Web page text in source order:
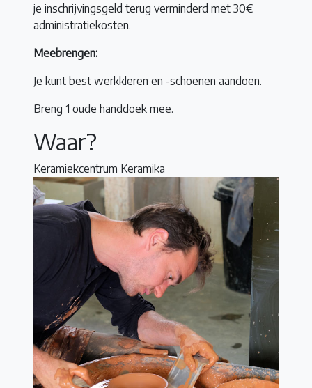
je inschrijvingsgeld terug verminderd met 30€
administratiekosten.
Meebrengen:
Je kunt best werkkleren en -schoenen aandoen.
Breng 1 oude handdoek mee.
Waar?
Keramiekcentrum Keramika